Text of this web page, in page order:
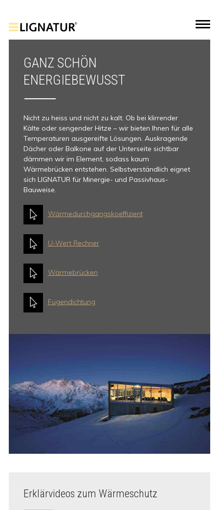
GANZ SCHÖN
ENERGIEBEWUSST
Nicht zu heiss und nicht zu kalt. Ob bei klirrender
Kälte oder sengender Hitze – wir bieten Ihnen für alle
Temperaturen ausgereifte Lösungen. Auskragende
Dächer oder Balkone auf der Unterseite sichtbar
dämmen wir im Element, sodass kaum
Wärmebrücken entstehen. Selbstverständlich eignet
sich LIGNATUR für Minergie- und Passivhaus-
Bauweise.
Wärmedurchgangskoeffizient
U-Wert Rechner
Wärmebrücken
Fugendichtung
Erklärvideos zum Wärmeschutz